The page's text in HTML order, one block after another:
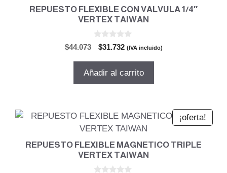
REPUESTO FLEXIBLE CON VALVULA 1/4″
VERTEX TAIWAN
$44.073
El
original
$31.732El
actual
(IVA incluido)
Añadir al carrito
¡oferta!
REPUESTO FLEXIBLE MAGNETICO TRIPLE
VERTEX TAIWAN